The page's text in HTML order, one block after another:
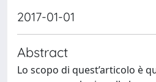
2017-01-01
Abstract
Lo scopo di quest’articolo è